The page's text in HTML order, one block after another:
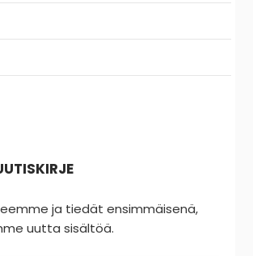
ja tiedät ensimmäisenä,
uutta sisältöä.